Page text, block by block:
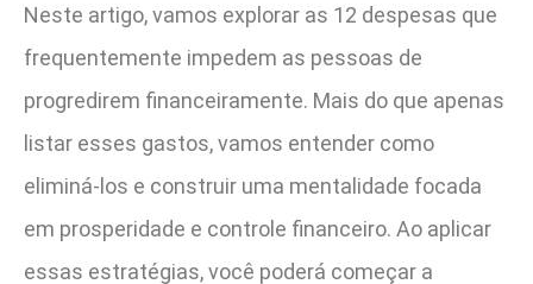
Neste artigo, vamos explorar as 12 despesas que
frequentemente impedem as pessoas de
progredirem financeiramente. Mais do que apenas
listar esses gastos, vamos entender como
eliminá-los e construir uma mentalidade focada
em prosperidade e controle financeiro. Ao aplicar
essas estratégias, você poderá começar a